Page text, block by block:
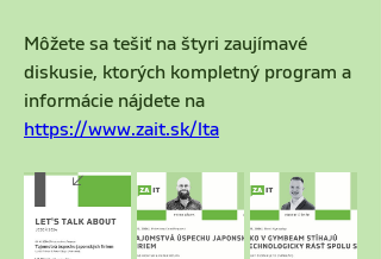
Môžete sa tešiť na štyri zaujímavé
diskusie, ktorých kompletný program a
https://www.zait.sk/lta